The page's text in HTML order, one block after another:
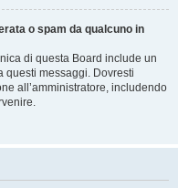
o spam da qualcuno in
di questa Board include un
questi messaggi. Dovresti
all’amministratore, includendo